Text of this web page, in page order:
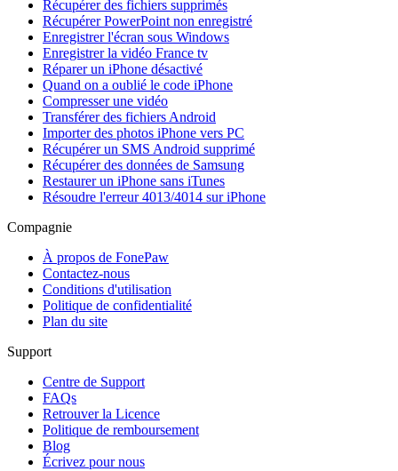
Récupérer des fichiers supprimés
Récupérer PowerPoint non enregistré
Enregistrer l'écran sous Windows
Enregistrer la vidéo France tv
Réparer un iPhone désactivé
Quand on a oublié le code iPhone
Compresser une vidéo
Transférer des fichiers Android
Importer des photos iPhone vers PC
Récupérer un SMS Android supprimé
Récupérer des données de Samsung
Restaurer un iPhone sans iTunes
Résoudre l'erreur 4013/4014 sur iPhone
Compagnie
À propos de FonePaw
Contactez-nous
Conditions d'utilisation
Politique de confidentialité
Plan du site
Support
Centre de Support
FAQs
Retrouver la Licence
Politique de remboursement
Blog
Écrivez pour nous